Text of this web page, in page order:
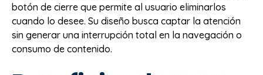
botón de cierre que permite al usuario eliminarlos
cuando lo desee. Su diseño busca captar la atención
sin generar una interrupción total en la navegación o
consumo de contenido.